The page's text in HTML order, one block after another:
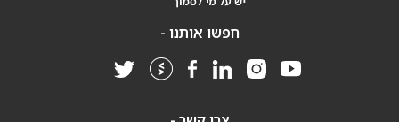
חפשו אותנו -